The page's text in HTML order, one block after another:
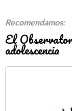
Recomendamos:
El
adolescencia